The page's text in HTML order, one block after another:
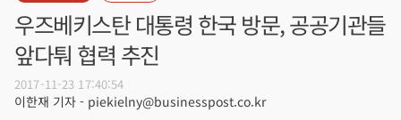
우즈베키스탄 대통령 한국 방문, 공공기관들
앞다퉈 협력 추진
2017-11-23 17:40:54
이한재 기자 - piekielny@businesspost.co.kr